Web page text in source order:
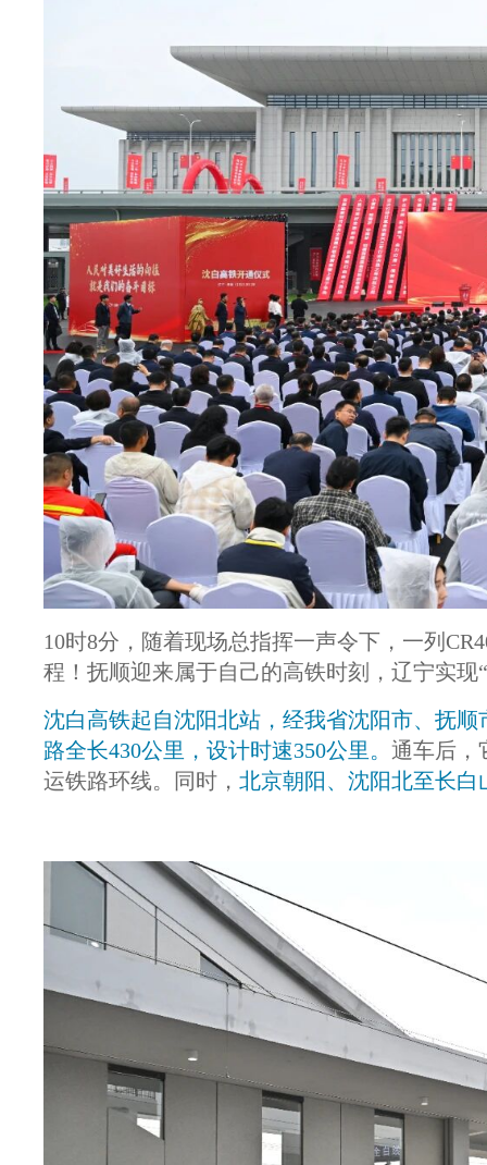
10时8分，随着现场总指挥一声令下，一列
程！抚顺迎来属于自己的高铁时刻，辽宁实现
沈白高铁起自沈阳北站，经我省沈阳市、抚
路全长430公里，设计时速350公里。 通车后，
运铁路环线。同时， 北京朝阳、沈阳北至长白